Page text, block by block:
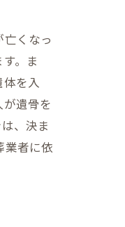
くなっ
。ま
を入
遺骨を
、決ま
業者に依